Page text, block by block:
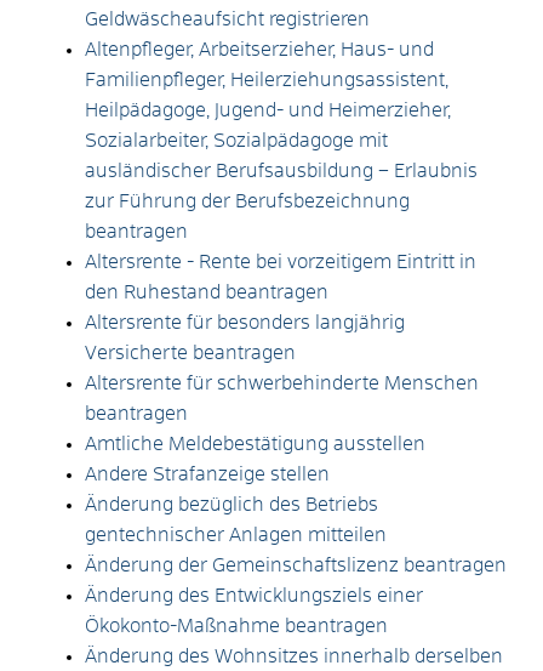
Geldwäscheaufsicht registrieren
Altenpfleger, Arbeitserzieher, Haus- und
Familienpfleger, Heilerziehungsassistent,
Heilpädagoge, Jugend- und Heimerzieher,
Sozialarbeiter, Sozialpädagoge mit
ausländischer Berufsausbildung – Erlaubnis
zur Führung der Berufsbezeichnung
beantragen
Altersrente - Rente bei vorzeitigem Eintritt in
den Ruhestand beantragen
Altersrente für besonders langjährig
Versicherte beantragen
Altersrente für schwerbehinderte Menschen
beantragen
Amtliche Meldebestätigung ausstellen
Andere Strafanzeige stellen
Änderung bezüglich des Betriebs
gentechnischer Anlagen mitteilen
Änderung der Gemeinschaftslizenz beantragen
Änderung des Entwicklungsziels einer
Ökokonto-Maßnahme beantragen
Änderung des Wohnsitzes innerhalb derselben